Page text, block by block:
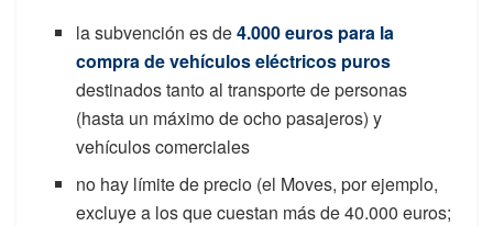
la subvención es de4.000 euros para la
compra de vehículos eléctricos puros
destinados tanto al transporte de personas
(hasta un máximo de ocho pasajeros) y
vehículos comerciales
no hay límite de precio (el Moves, por ejemplo,
excluye a los que cuestan más de 40.000 euros;